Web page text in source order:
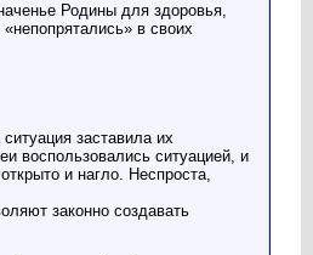
Родины для здоровья,
в своих
заставила их
воспользовались ситуацией, и
и нагло. Неспроста,
законно создавать